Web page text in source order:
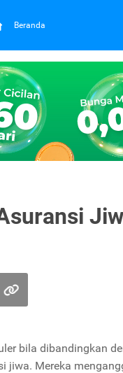
Beranda
bila dibandingkan
jiwa. Mereka